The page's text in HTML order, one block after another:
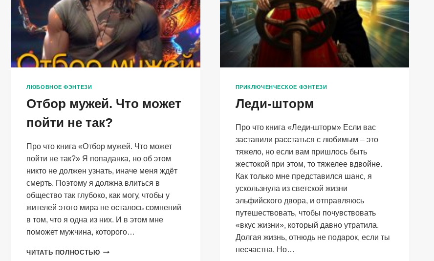
ЛЮБОВНОЕ ФЭНТЕЗИ
Отбор мужей. Что может
пойти не так?
Про что книга «Отбор мужей. Что может
пойти не так?» Я попаданка, но об этом
никто не должен узнать, иначе меня ждёт
смерть. Поэтому я должна влиться в
общество так глубоко, как могу, чтобы у
жителей этого мира не осталось сомнений
в том, что я одна из них. И в этом мне
поможет мужчина, которого…
ЧИТАТЬ ПОЛНОСТЬЮ ОТБОР
ПРИКЛЮЧЕНЧЕСКОЕ ФЭНТЕЗИ
Леди-шторм
Про что книга «Леди-шторм» Если вас
заставили расстаться с любимым – это
тяжело, но если вам пришлось быть
жестокой при этом, то тяжелее вдвойне.
Как только мне представился шанс, я
ускользнула из светской жизни
эльфийского двора, и отправляюсь
путешествовать, чтобы почувствовать
«вкус жизни», который давно утратила.
Долгая жизнь, отнюдь не подарок, если ты
несчастна. Но…